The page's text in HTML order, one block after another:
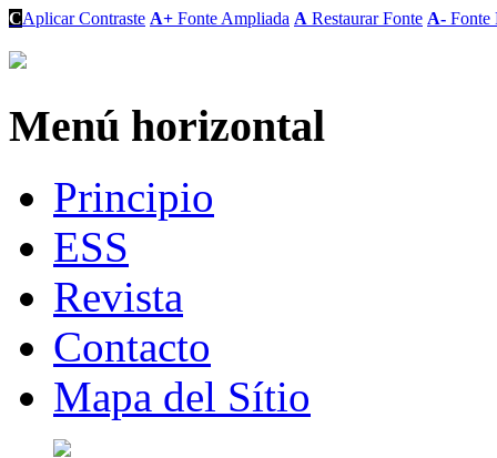
CAplicar Contraste A+ Fonte Ampliada A Restaurar Fonte A- Fonte
Menú horizontal
Principio
ESS
Revista
Contacto
Mapa del Sítio